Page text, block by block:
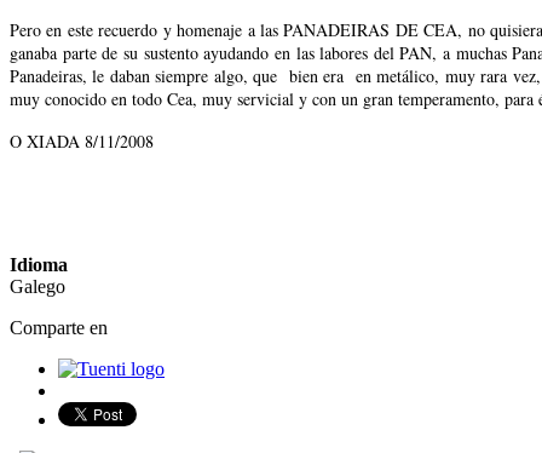
Pero en este recuerdo y homenaje a las PANADEIRAS DE CEA, no
ganaba parte de su sustento ayudando en las labores del PAN, a muchas
Panadeiras, le daban siempre algo, que bien era en metálico, muy rara
muy conocido en todo Cea, muy servicial y con un gran temperamento, para
O XIADA 8/11/2008
Idioma
Galego
Comparte en